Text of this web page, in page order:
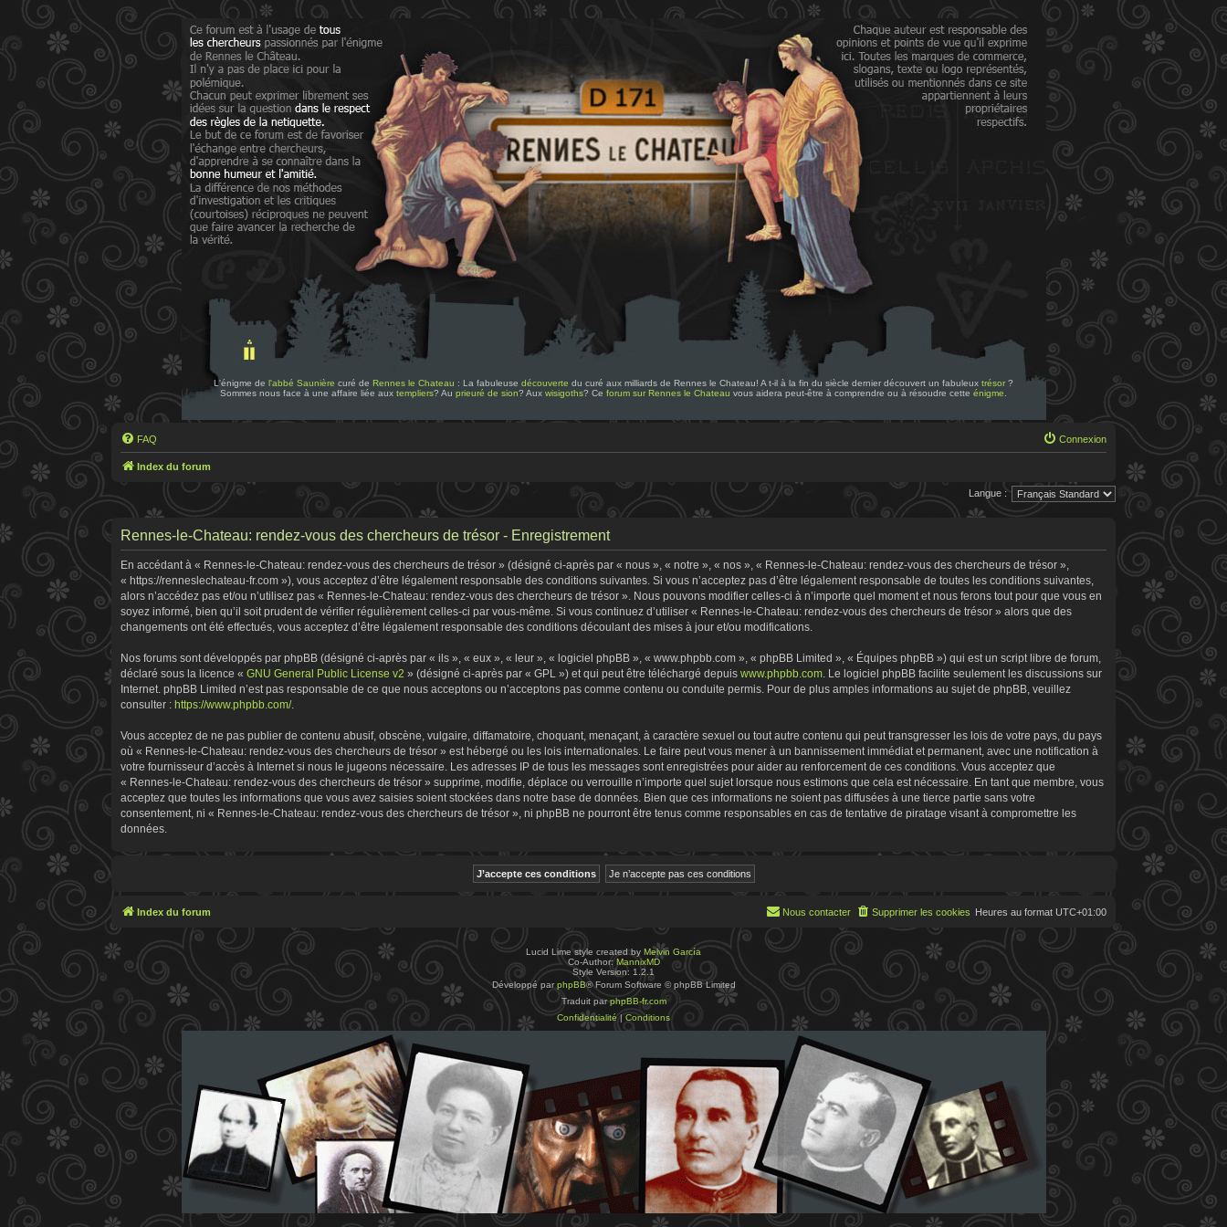
L'énigme de l'abbé Saunière curé de Rennes le Chateau : La fabuleuse découverte du curé aux milliards de Rennes le Chateau! A t-il à la fin du siècle dernier découvert un fabuleux trésor ?
Sommes nous face à une affaire liée aux templiers? Au prieuré de sion? Aux wisigoths? Ce forum sur Rennes le Chateau vous aidera peut-être à comprendre ou à résoudre cette énigme
FAQ Connexion
Index du forum
Langue :
Rennes-le-Chateau: rendez-vous des chercheurs de trésor - Enregistrement
En accédant à « Rennes-le-Chateau: rendez-vous des chercheurs de trésor » (désigné ci-après par « nous », « notre », « nos », « Rennes-le-Chateau: rendez-vous des chercheurs de trésor »,
« https://renneslechateau-fr.com »), vous acceptez d’être légalement responsable des conditions suivantes. Si vous n’acceptez pas d’être légalement responsable de toutes les conditions suivantes,
alors n’accédez pas et/ou n’utilisez pas « Rennes-le-Chateau: rendez-vous des chercheurs de trésor ». Nous pouvons modifier celles-ci à n’importe quel moment et nous ferons tout pour que vous en
soyez informé, bien qu’il soit prudent de vérifier régulièrement celles-ci par vous-même. Si vous continuez d’utiliser « Rennes-le-Chateau: rendez-vous des chercheurs de trésor » alors que des
changements ont été effectués, vous acceptez d’être légalement responsable des conditions découlant des mises à jour et/ou modifications.
Nos forums sont développés par phpBB (désigné ci-après par « ils », « eux », « leur », « logiciel phpBB », « www.phpbb.com », « phpBB Limited », « Équipes phpBB ») qui est un script libre de forum,
déclaré sous la licence « GNU General Public License v2 » (désigné ci-après par « GPL ») et qui peut être téléchargé depuis www.phpbb.com . Le logiciel phpBB facilite seulement les discussions sur
Internet. phpBB Limited n’est pas responsable de ce que nous acceptons ou n’acceptons pas comme contenu ou conduite permis. Pour de plus amples informations au sujet de phpBB, veuillez
consulter : https://www.phpbb.com/.
Vous acceptez de ne pas publier de contenu abusif, obscène, vulgaire, diffamatoire, choquant, menaçant, à caractère sexuel ou tout autre contenu qui peut transgresser les lois de votre pays, du pays
où « Rennes-le-Chateau: rendez-vous des chercheurs de trésor » est hébergé ou les lois internationales. Le faire peut vous mener à un bannissement immédiat et permanent, avec une notification à
votre fournisseur d’accès à Internet si nous le jugeons nécessaire. Les adresses IP de tous les messages sont enregistrées pour aider au renforcement de ces conditions. Vous acceptez que
« Rennes-le-Chateau: rendez-vous des chercheurs de trésor » supprime, modifie, déplace ou verrouille n’importe quel sujet lorsque nous estimons que cela est nécessaire. En tant que membre, vous
acceptez que toutes les informations que vous avez saisies soient stockées dans notre base de données. Bien que ces informations ne soient pas diffusées à une tierce partie sans votre
consentement, ni « Rennes-le-Chateau: rendez-vous des chercheurs de trésor », ni phpBB ne pourront être tenus comme responsables en cas de tentative de piratage visant à compromettre les
données.
Index du forum Heures au format UTC+01:00
Supprimer les cookies
Nous contacter
Lucid Lime style created by Melvin García
Co-Author:MannixMD
Style Version: 1.2.1
Développé parphpBB® Forum Software © phpBB Limited
Traduit parphpBB-fr.com
Confidentialité |Conditions